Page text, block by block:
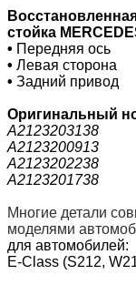
стойка
• Передняя ось
• Левая сторона
• Задний привод
Оригинальный
A2123203138
A2123200913
A2123202238
A2123201738
Многие детали
моделями
для автомобилей:
E-Class (S212,